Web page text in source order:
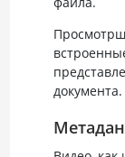
документа.